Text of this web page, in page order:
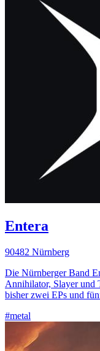
Entera
90482 Nürnberg
Die Nürnberger Band
Annihilator, Slayer und
bisher zwei EPs und
#metal